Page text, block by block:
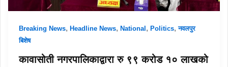
Breaking News,Headline News,National ,Politics,नवलपुर
बिशेष
कावासोती नगरपालिकाद्वारा रु ९९ करोड १० लाखको